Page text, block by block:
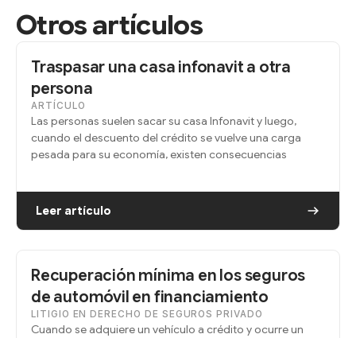
Otros artículos
Traspasar una casa infonavit a otra
persona
ARTÍCULO
Las personas suelen sacar su casa Infonavit y luego,
cuando el descuento del crédito se vuelve una carga
pesada para su economía, existen consecuencias
Leer artículo
Recuperación mínima en los seguros
de automóvil en financiamiento
LITIGIO EN DERECHO DE SEGUROS PRIVADO
Cuando se adquiere un vehículo a crédito y ocurre un